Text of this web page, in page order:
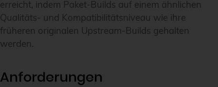
erreicht, indem Paket-Builds auf einem ähnlichen
Qualitäts- und Kompatibilitätsniveau wie ihre
früheren originalen Upstream-Builds gehalten
werden.
Anforderungen